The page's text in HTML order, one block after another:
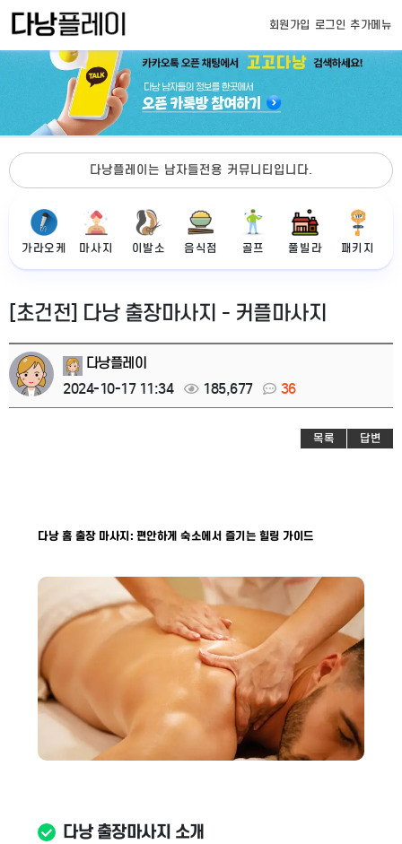
회원가입 로그인 추가메뉴
다낭플레이는 남자들전용 커뮤니티입니다.
가라오케 마사지 이발소 음식점 골프 풀빌라 패키지
[초건전] 다낭 출장마사지 - 커플마사지
다낭플레이
2024-10-17 11:34
185,677 36
목록 답변
다낭 홈 출장 마사지: 편안하게 숙소에서 즐기는 힐링 가이드
다낭 출장마사지 소개